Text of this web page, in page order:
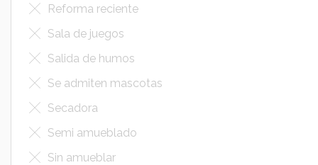
Reforma reciente
Sala de juegos
Salida de humos
Se admiten mascotas
Secadora
Semi amueblado
Sin amueblar